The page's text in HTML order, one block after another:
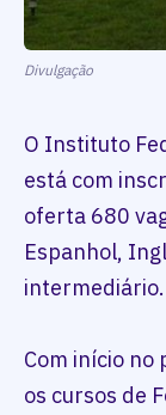
Divulgação
O Instituto
está com
oferta 680
Espanhol,
intermediário.
Com início
os cursos de